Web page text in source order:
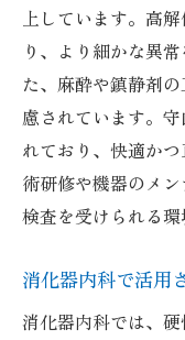
上しています。高
り、より細かな異
た、麻酔や鎮静剤
慮されています。
れており、快適か
術研修や機器のメ
検査を受けられる環
消化器内科で活用
消化器内科では、